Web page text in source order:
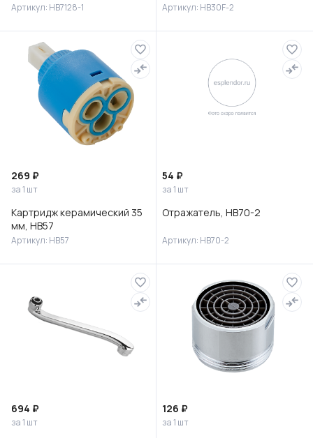
Артикул: HB7128-1 Артикул: HB30F-2
269 ₽
за 1 шт
Картридж керамический 35
мм, HB57
Артикул: HB57
54 ₽
за 1 шт
Отражатель, HB70-2
Артикул: HB70-2
694 ₽
за 1 шт
126 ₽
за 1 шт